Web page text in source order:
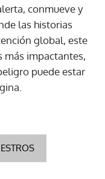
conmueve y
las historias
global, este
más impactantes,
puede estar